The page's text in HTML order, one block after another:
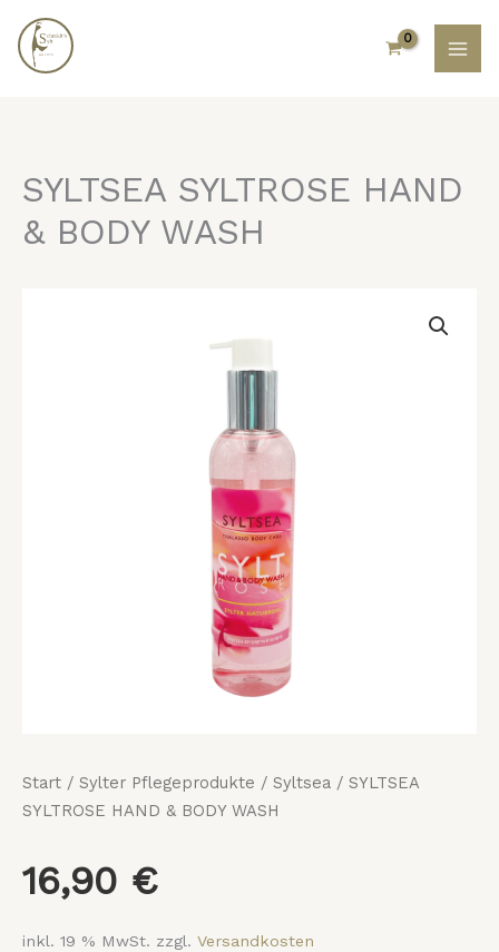
Zum
Inhalt
springen
SYLTSEA SYLTROSE HAND
& BODY WASH
Start / Sylter Pflegeprodukte / Syltsea / SYLTSEA
SYLTROSE HAND & BODY WASH
16,90 €
inkl. 19 % MwSt. zzgl. Versandkosten